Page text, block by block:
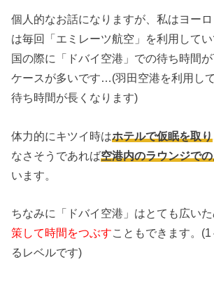
個人的なお話になりますが、私はヨー
は毎回「エミレーツ航空」を利用して
国の際に「ドバイ空港」での待ち時間
ケースが多いです…(羽田空港を利用し
待ち時間が長くなります)
体力的にキツイ時はホテルで仮眠を取り
なさそうであれば空港内のラウンジで
います。
ちなみに「ドバイ空港」はとても広いた
策して時間をつぶすこともできます。
るレベルです)